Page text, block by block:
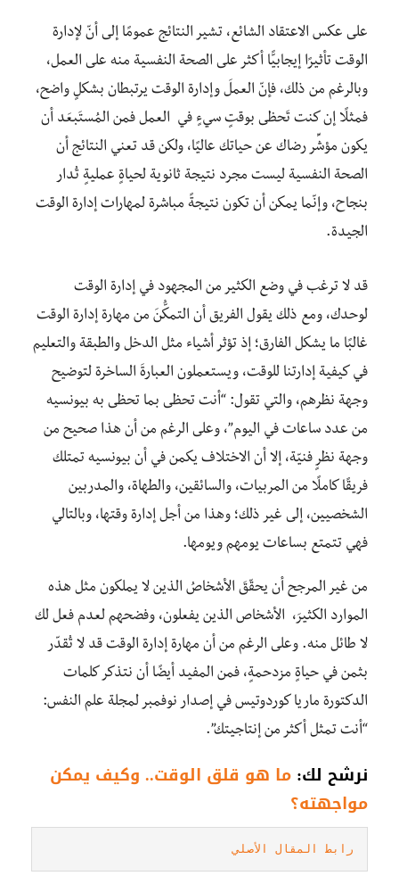
على عكس الاعتقاد الشائع، تشير النتائج عمومًا إلى أنّ لإدارة
الوقت تأثيرًا إيجابيًّا أكثر على الصحة النفسية منه على العمل،
وبالرغم من ذلك، فإنّ العملَ وإدارة الوقت يرتبطان بشكلٍ واضح،
فمثلًا إن كنت تَحظى بوقتٍ سيءٍ في العمل فمن المُستَبعَد أن
يكون مؤشِّر رضاك عن حياتك عاليًا، ولكن قد تعني النتائج أن
الصحة النفسية ليست مجرد نتيجة ثانوية لحياةٍ عمليةٍ تُدار
بنجاح، وإنّما يمكن أن تكون نتيجةً مباشرة لمهارات إدارة الوقت
الجيدة.
قد لا ترغب في وضع الكثير من المجهود في إدارة الوقت
لوحدك، ومع ذلك يقول الفريق أن التمكُّنَ من مهارة إدارة الوقت
غالبًا ما يشكل الفارق؛ إذ تؤثر أشياء مثل الدخل والطبقة والتعليم
في كيفية إدارتنا للوقت، ويستعملون العبارةَ الساخرة لتوضيح
وجهة نظرهم، والتي تقول: “أنت تحظى بما تحظى به بيونسيه
من عدد ساعات في اليوم”، وعلى الرغم من أن هذا صحيح من
وجهة نظرٍ فنيّة، إلا أن الاختلاف يكمن في أن بيونسيه تمتلك
فريقًا كاملًا من المربيات، والسائقين، والطهاة، والمدربين
الشخصيين، إلى غير ذلك؛ وهذا من أجل إدارة وقتها، وبالتالي
فهي تتمتع بساعات يومهم ويومها.
من غير المرجح أن يحقّقَ الأشخاصُ الذين لا يملكون مثل هذه
الموارد الكثيرَ، الأشخاص الذين يفعلون، وفضحهم لعدم فعل لك
لا طائل منه. وعلى الرغم من أن مهارة إدارة الوقت قد لا تُقدّر
بثمن في حياةٍ مزدحمةٍ، فمن المفيد أيضًا أن نتذكر كلمات
الدكتورة ماريا كوردوتيس في إصدار نوفمبر لمجلة علم النفس:
“أنت تمثل أكثر من إنتاجيتك”.
نرشح لك: ما هو قلق الوقت.. وكيف يمكن
مواجهته؟
رابط المقال الأصلي